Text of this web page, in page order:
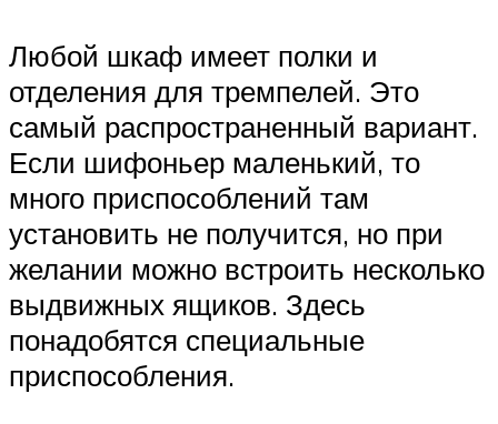
Любой шкаф имеет полки и
отделения для тремпелей. Это
самый распространенный вариант.
Если шифоньер маленький, то
много приспособлений там
установить не получится, но при
желании можно встроить несколько
выдвижных ящиков. Здесь
понадобятся специальные
приспособления.